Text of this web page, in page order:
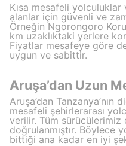
Kısa mesafeli
alanlar için güvenli ve
Örneğin Ngorongoro
km uzaklıktaki yerlere
Fiyatlar mesafeye göre
uygun ve sabittir.
Aruşa’dan Uzun
Aruşa’dan
mesafeli şehirlerarası
verilir. Tüm sürücülerimiz
doğrulanmıştır. Böylece
bittiği ana kadar en iyi